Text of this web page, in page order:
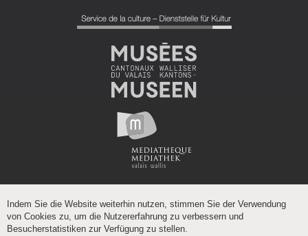
Indem Sie die Website weiterhin nutzen, stimmen Sie der Verwendung
von Cookies zu, um die Nutzererfahrung zu verbessern und
Besucherstatistiken zur Verfügung zu stellen.